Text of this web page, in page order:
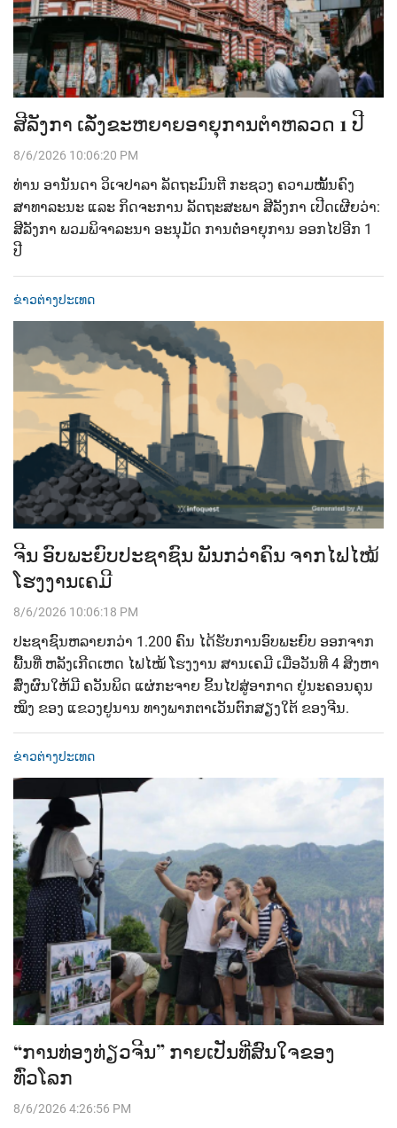
ສີລັງກາ ເລັ່ງຂະຫຍາຍອາຍຸການຕຳຫລວດ 1 ປີ
8/6/2026 10:06:20 PM
ທ່ານ ອານັນດາ ວິເຈປາລາ ລັດຖະມົນຕີ ກະຊວງ ຄວາມໝັ້ນຄົງ
ສາທາລະນະ ແລະ ກິດຈະການ ລັດຖະສະພາ ສີລັງກາ ເປີດເຜີຍວ່າ:
ສີລັງກາ ພວມພິຈາລະນາ ອະນຸມັດ ການຕໍ່ອາຍຸການ ອອກໄປອີກ 1
ປີ
ຂ່າວຕ່າງປະເທດ
ຈີນ ອົບພະຍົບປະຊາຊົນ ພັນກວ່າຄົນ ຈາກໄຟໄໝ້
ໂຮງງານເຄມີ
8/6/2026 10:06:18 PM
ປະຊາຊົນຫລາຍກວ່າ 1.200 ຄົນ ໄດ້ຮັບການອົບພະຍົບ ອອກຈາກ
ພື້ນທີ່ ຫລັງເກີດເຫດ ໄຟໄໝ້ ໂຮງງານ ສານເຄມີ ເມື່ອວັນທີ 4 ສິງຫາ
ສົ່ງຜົນໃຫ້ມີ ຄວັນພິດ ແຜ່ກະຈາຍ ຂິ້ນໄປສູ່ອາກາດ ຢູ່ນະຄອນຄຸນ
ໝິງ ຂອງ ແຂວງຢູນານ ທາງພາກຕາເວັນຕົກສຽງໃຕ້ ຂອງຈີນ.
ຂ່າວຕ່າງປະເທດ
“ການທ່ອງທ່ຽວຈີນ” ກາຍເປັນທີ່ສົນໃຈຂອງ
ທົ່ວໂລກ
8/6/2026 4:26:56 PM